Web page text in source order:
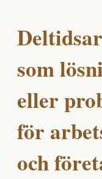
som
eller
för
och